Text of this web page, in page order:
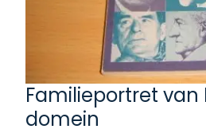
Familieportret van
domein